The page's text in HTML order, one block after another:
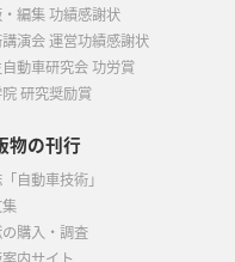
編集 功績感謝状
演会 運営功績感謝状
動車研究会 功労賞
研究奨励賞
物の刊行
自動車技術」
購入・調査